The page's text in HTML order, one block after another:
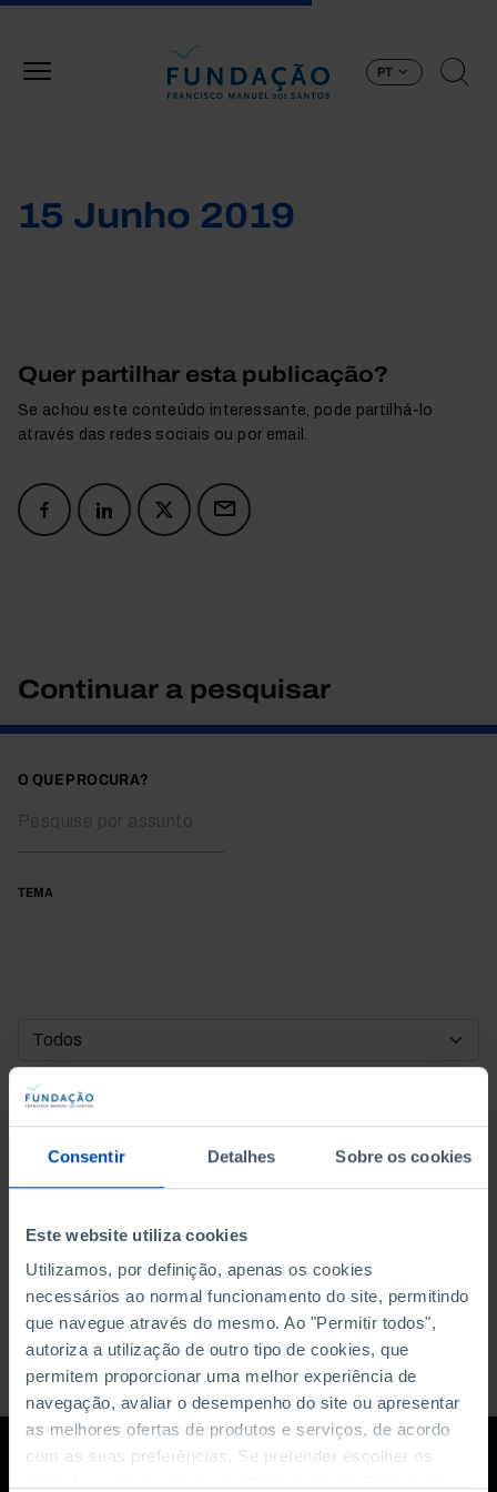
Consentir Detalhes Sobre os cookies
Este website utiliza cookies
Utilizamos, por definição, apenas os cookies
necessários ao normal funcionamento do site, permitindo
que navegue através do mesmo. Ao "Permitir todos",
autoriza a utilização de outro tipo de cookies, que
permitem proporcionar uma melhor experiência de
navegação, avaliar o desempenho do site ou apresentar
as melhores ofertas de produtos e serviços, de acordo
com as suas preferências. Se pretender escolher os
PT
15 Junho 2019
Quer partilhar esta publicação?
Se achou este conteúdo interessante, pode partilhá-lo
através das redes sociais ou por email.
Continuar a pesquisar
O QUE PROCURA?
TEMA
DATA DE INÍCIO
DATA DE FIM